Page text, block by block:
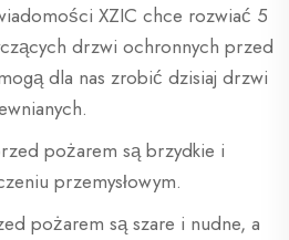
XZIC chce rozwiać 5
drzwi ochronnych przed
dla nas zrobić dzisiaj drzwi
pożarem są brzydkie i
przemysłowym.
pożarem są szare i nudne, a